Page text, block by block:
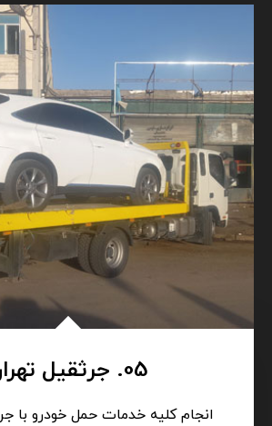
05. جرثقیل تهران
انجام کلیه خدمات حمل خودرو با